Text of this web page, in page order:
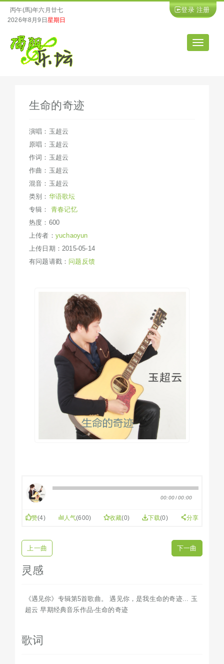
丙午(馬)年六月廿七
2026年8月9日星期日
登录 注册
导
航
生命的奇迹
演唱：玉超云
原唱：玉超云
作词：玉超云
作曲：玉超云
混音：玉超云
类别： 华语歌坛
专辑： 青春记忆
热度：600
上传者： yuchaoyun
上传日期：2015-05-14
有问题请戳： 问题反馈
00:00/00:00
赞(4) 人气(600) 收藏(0) 下载(0) 分享
上一曲 下一曲
灵感
《遇见你》专辑第5首歌曲。 遇见你，是我生命的奇迹... 玉
超云 早期经典音乐作品-生命的奇迹
歌词